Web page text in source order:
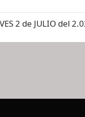
2 de JULIO del